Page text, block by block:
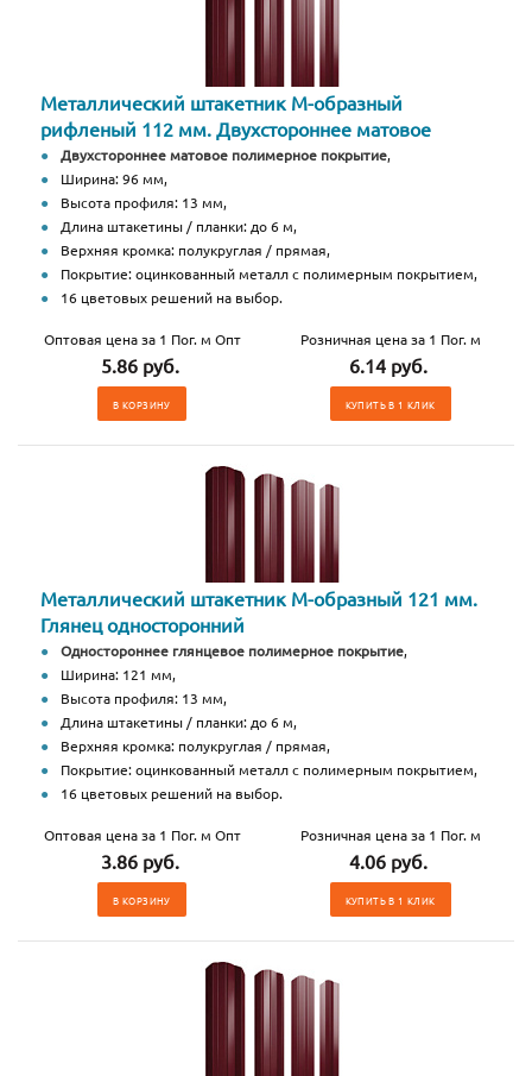
Металлический штакетник М-образный
рифленый 112 мм. Двухстороннее матовое
Двухстороннее матовое полимерное покрытие,
Ширина: 96 мм,
Высота профиля: 13 мм,
Длина штакетины / планки: до 6 м,
Верхняя кромка: полукруглая / прямая,
Покрытие: оцинкованный металл с полимерным покрытием,
16 цветовых решений на выбор.
Оптовая цена за 1 Пог. м Опт
5.86 руб.
В КОРЗИНУ
Розничная цена за 1 Пог. м
6.14 руб.
КУПИТЬ В 1 КЛИК
Металлический штакетник М-образный 121 мм.
Глянец односторонний
Одностороннее глянцевое полимерное покрытие,
Ширина: 121 мм,
Высота профиля: 13 мм,
Длина штакетины / планки: до 6 м,
Верхняя кромка: полукруглая / прямая,
Покрытие: оцинкованный металл с полимерным покрытием,
16 цветовых решений на выбор.
Оптовая цена за 1 Пог. м Опт
3.86 руб.
В КОРЗИНУ
Розничная цена за 1 Пог. м
4.06 руб.
КУПИТЬ В 1 КЛИК